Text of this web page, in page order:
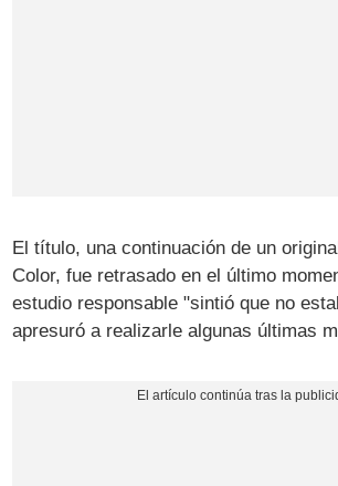
El título, una continuación de un
Color, fue retrasado en el último
estudio responsable "sintió que no
apresuró a realizarle algunas últimas